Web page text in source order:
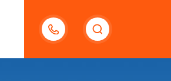
13191957898